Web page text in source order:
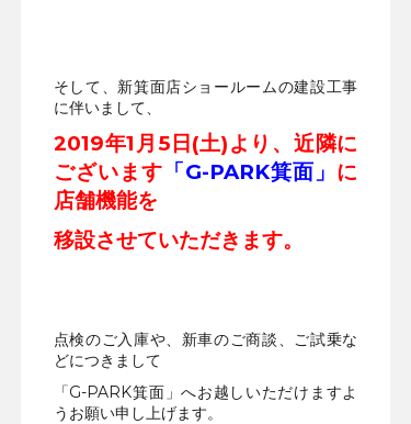
そして、新箕面店ショールームの建設工事
に伴いまして、
2019年1月5日(土)より、近隣に
ございます 「G-PARK箕面」 に
店舗機能を
移設させていただきます。
点検のご入庫や、新車のご商談、ご試乗な
どにつきまして
「G-PARK箕面」へお越しいただけますよ
うお願い申し上げます。